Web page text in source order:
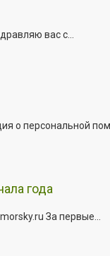
вас с...
о персональной
года
За первые...